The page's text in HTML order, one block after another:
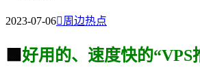
2023-07-06周边热点
🟩 好用的、速度快的“VPS